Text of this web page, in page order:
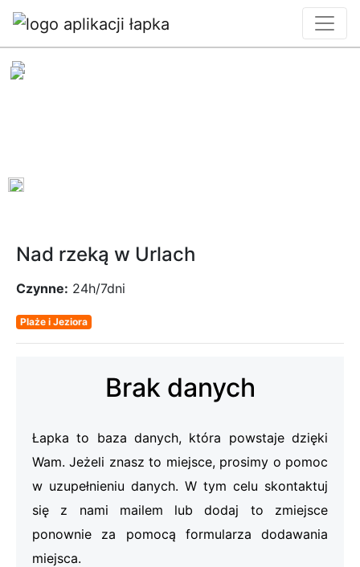
Nad rzeką w Urlach
Czynne: 24h/7dni
Plaże i Jeziora
Brak danych
Łapka to baza danych, która powstaje dzięki
Wam. Jeżeli znasz to miejsce, prosimy o pomoc
w uzupełnieniu danych. W tym celu skontaktuj
się z nami mailem lub dodaj to zmiejsce
ponownie za pomocą formularza dodawania
miejsca.